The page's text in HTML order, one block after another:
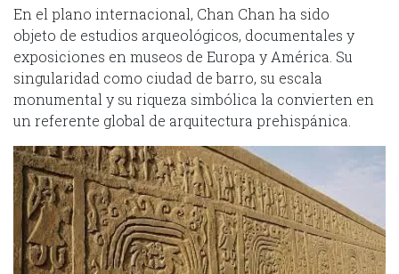
En el plano internacional, Chan Chan ha sido
objeto de estudios arqueológicos, documentales y
exposiciones en museos de Europa y América. Su
singularidad como ciudad de barro, su escala
monumental y su riqueza simbólica la convierten en
un referente global de arquitectura prehispánica.